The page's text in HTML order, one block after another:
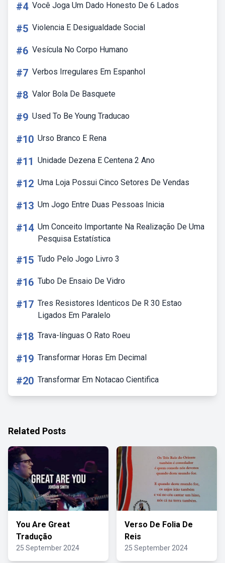
#4 Você Joga Um Dado Honesto De 6 Lados
#5 Violencia E Desigualdade Social
#6 Vesícula No Corpo Humano
#7 Verbos Irregulares Em Espanhol
#8 Valor Bola De Basquete
#9 Used To Be Young Traducao
#10 Urso Branco E Rena
#11 Unidade Dezena E Centena 2 Ano
#12 Uma Loja Possui Cinco Setores De Vendas
#13 Um Jogo Entre Duas Pessoas Inicia
#14 Um Conceito Importante Na Realização De Uma
Pesquisa Estatística
#15 Tudo Pelo Jogo Livro 3
#16 Tubo De Ensaio De Vidro
#17 Tres Resistores Identicos De R 30 Estao
Ligados Em Paralelo
#18 Trava-línguas O Rato Roeu
#19 Transformar Horas Em Decimal
#20 Transformar Em Notacao Cientifica
Related Posts
You Are Great
Tradução
25 September 2024
Verso De Folia De
Reis
25 September 2024